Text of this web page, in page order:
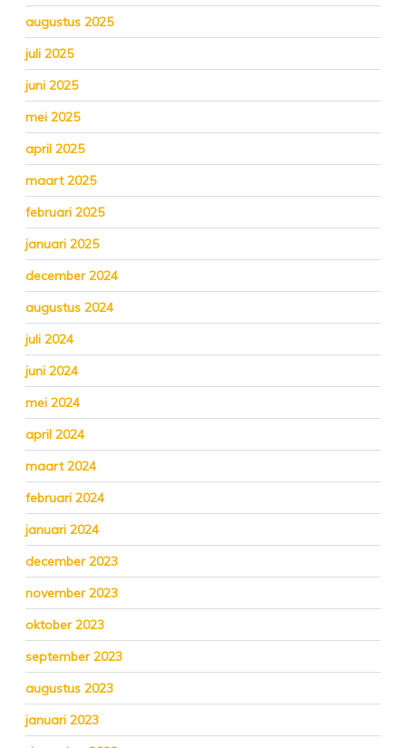
augustus 2025
juli 2025
juni 2025
mei 2025
april 2025
maart 2025
februari 2025
januari 2025
december 2024
augustus 2024
juli 2024
juni 2024
mei 2024
april 2024
maart 2024
februari 2024
januari 2024
december 2023
november 2023
oktober 2023
september 2023
augustus 2023
januari 2023